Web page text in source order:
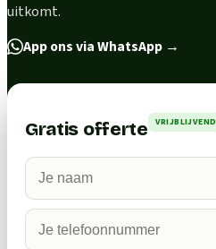
uitkomt.
App ons via WhatsApp →
Gratis offerte VRIJBLIJVEND